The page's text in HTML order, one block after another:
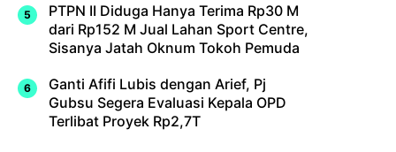
PTPN II Diduga Hanya Terima Rp30 M
dari Rp152 M Jual Lahan Sport Centre,
Sisanya Jatah Oknum Tokoh Pemuda
Ganti Afifi Lubis dengan Arief, Pj
Gubsu Segera Evaluasi Kepala OPD
Terlibat Proyek Rp2,7T